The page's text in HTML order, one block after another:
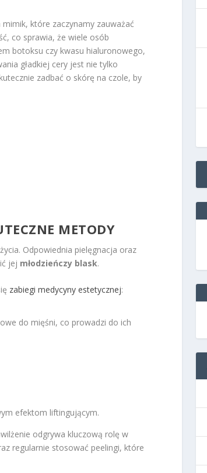
które zaczynamy zauważać
co sprawia, że wiele osób
botoksu czy kwasu hialuronowego,
gładkiej cery jest nie tylko
zadbać o skórę na czole, by
METODY
Odpowiednia pielęgnacja oraz
jej młodzieńczy blask.
zabiegi medycyny estetycznej:
do mięśni, co prowadzi do ich
efektom liftingującym.
odgrywa kluczową rolę w
regularnie stosować peelingi, które